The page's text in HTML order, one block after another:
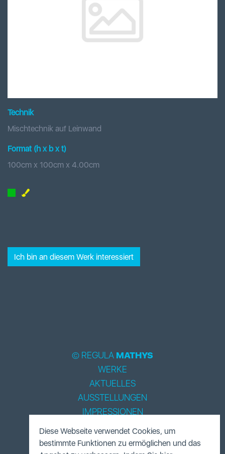
Technik
Mischtechnik auf Leinwand
Format (h x bx t)
100cm x 100cm x 4.00cm
Ich bin an diesem Werk interessiert
© REGULA MATHYS
WERKE
AKTUELLES
AUSSTELLUNGEN
IMPRESSIONEN
BIOGRAPHIE
LITERATUR
Diese Webseite verwendet Cookies, um
bestimmte Funktionen zu ermöglichen und das